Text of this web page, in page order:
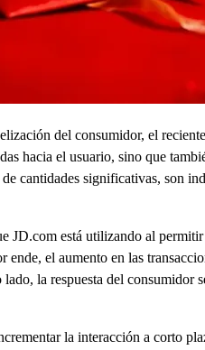
del consumidor, el
hacia el usuario, sino que
cantidades significativas, son
JD.com está utilizando al
el aumento en las
la respuesta del consumidor
la interacción a corto